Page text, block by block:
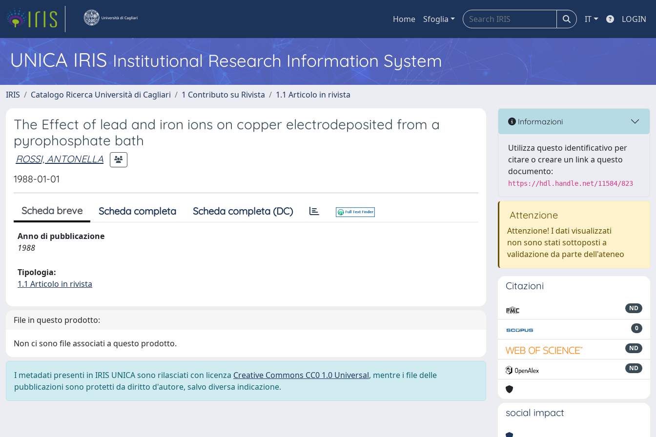
Home Sfoglia IT LOGIN
UNICA IRISInstitutional Research Information System
IRIS Catalogo Ricerca Università di Cagliari 1 Contributo su Rivista 1.1 Articolo in rivista
The Effect of lead and iron ions on copper electrodeposited from a
pyrophosphate bath
ROSSI, ANTONELLA
1988-01-01
Scheda breve Scheda completa Scheda completa (DC)
Anno di pubblicazione
1988
Tipologia:
1.1 Articolo in rivista
File in questo prodotto:
Non ci sono file associati a questo prodotto.
I metadati presenti in IRIS UNICA sono rilasciati con licenza Creative Commons CC0 1.0 Universal, mentre i file delle
pubblicazioni sono protetti da diritto d'autore, salvo diversa indicazione.
Informazioni
Utilizza questo identificativo per
citare o creare un link a questo
documento:
https://hdl.handle.net/11584/823
Attenzione
Attenzione! I dati visualizzati
non sono stati sottoposti a
validazione da parte dell'ateneo
Citazioni
ND
0
ND
ND
social impact